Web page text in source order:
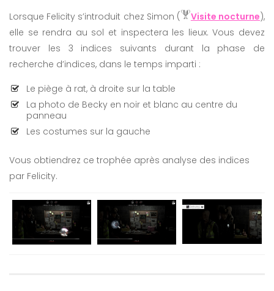
Lorsque Felicity s’introduit chez Simon ( Visite nocturne),
elle se rendra au sol et inspectera les lieux. Vous devez
trouver les 3 indices suivants durant la phase de
recherche d’indices, dans le temps imparti :
Le piège à rat, à droite sur la table
La photo de Becky en noir et blanc au centre du
panneau
Les costumes sur la gauche
Vous obtiendrez ce trophée après analyse des indices
par Felicity.